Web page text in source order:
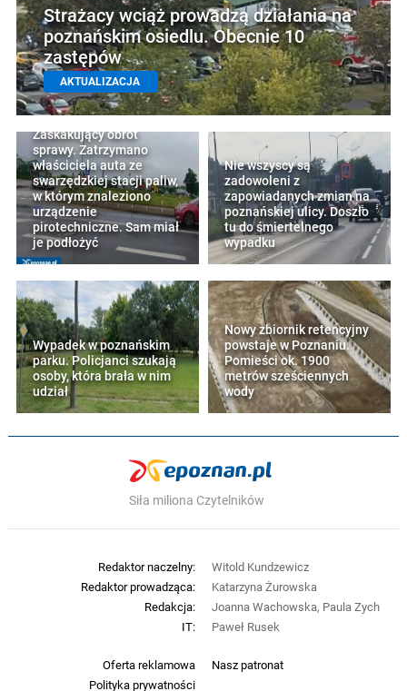
Strażacy wciąż prowadzą działania na
poznańskim osiedlu. Obecnie 10
zastępów
AKTUALIZACJA
Zaskakujący obrót
sprawy. Zatrzymano
właściciela auta ze
swarzędzkiej stacji paliw,
w którym znaleziono
urządzenie
pirotechniczne. Sam miał
je podłożyć
Nie wszyscy są
zadowoleni z
zapowiadanych zmian na
poznańskiej ulicy. Doszło
tu do śmiertelnego
wypadku
Wypadek w poznańskim
parku. Policjanci szukają
osoby, która brała w nim
udział
Nowy zbiornik retencyjny
powstaje w Poznaniu.
Pomieści ok. 1900
metrów sześciennych
wody
Siła miliona Czytelników
Oferta reklamowa
Nasz patronat
Polityka prywatności
Redaktor naczelny:
Witold Kundzewicz
Redaktor prowadząca:
Katarzyna Żurowska
Redakcja:
Joanna Wachowska, Paula Zych
IT:
Paweł Rusek